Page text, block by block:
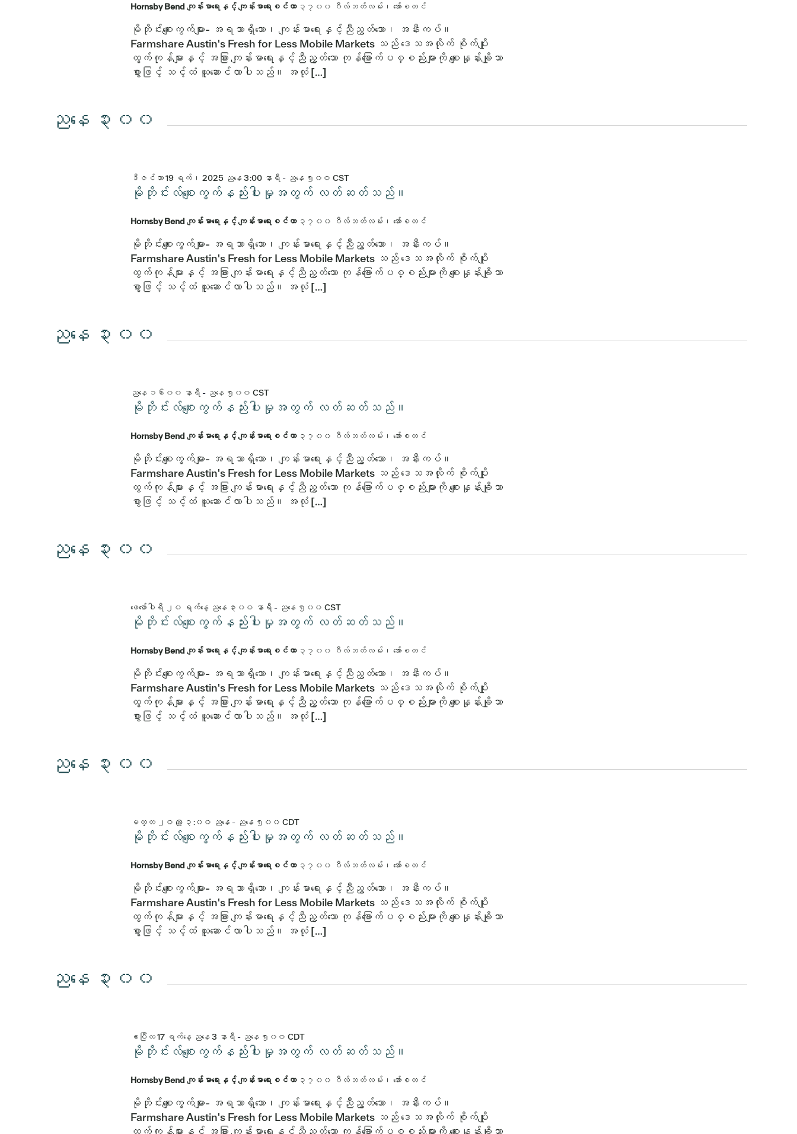
Hornsby Bend ကျန်းမာရေးနှင့် ကျန်းမာရေးစင်တာ ၃၇၀၀ ဂီလ်ဘတ်လမ်း၊ အော်စတင်
မိုဘိုင်းစျေးကွက်များ- အရသာရှိသော၊ ကျန်းမာရေးနှင့်ညီညွတ်သော၊ အနီးကပ်။
Farmshare Austin's Fresh for Less Mobile Markets သည် ဒေသအလိုက် စိုက်ပျိုး
ထွက်ကုန်များနှင့် အခြား ကျန်းမာရေးနှင့်ညီညွတ်သော ကုန်ခြောက်ပစ္စည်းများကို စျေးနှုန်းချိုသာ
စွာဖြင့် သင့်ထံ ယူဆောင်လာပါသည်။ အလုံ […]
ညနေ ၃း၀၀
မိုဘိုင်းလ်စျေးကွက်နည်းပါးမှုအတွက် လတ်ဆတ်သည်။
ဒီဇင်ဘာ 19 ရက်၊ 2025 ညနေ 3:00 နာရီ - ညနေ ၅း၀၀ CST
Hornsby Bend ကျန်းမာရေးနှင့် ကျန်းမာရေးစင်တာ ၃၇၀၀ ဂီလ်ဘတ်လမ်း၊ အော်စတင်
မိုဘိုင်းစျေးကွက်များ- အရသာရှိသော၊ ကျန်းမာရေးနှင့်ညီညွတ်သော၊ အနီးကပ်။
Farmshare Austin's Fresh for Less Mobile Markets သည် ဒေသအလိုက် စိုက်ပျိုး
ထွက်ကုန်များနှင့် အခြား ကျန်းမာရေးနှင့်ညီညွတ်သော ကုန်ခြောက်ပစ္စည်းများကို စျေးနှုန်းချိုသာ
စွာဖြင့် သင့်ထံ ယူဆောင်လာပါသည်။ အလုံ […]
ညနေ ၃း၀၀
မိုဘိုင်းလ်စျေးကွက်နည်းပါးမှုအတွက် လတ်ဆတ်သည်။
ညနေ ၁၆း၀၀ နာရီ - ညနေ ၅း၀၀ CST
Hornsby Bend ကျန်းမာရေးနှင့် ကျန်းမာရေးစင်တာ ၃၇၀၀ ဂီလ်ဘတ်လမ်း၊ အော်စတင်
မိုဘိုင်းစျေးကွက်များ- အရသာရှိသော၊ ကျန်းမာရေးနှင့်ညီညွတ်သော၊ အနီးကပ်။
Farmshare Austin's Fresh for Less Mobile Markets သည် ဒေသအလိုက် စိုက်ပျိုး
ထွက်ကုန်များနှင့် အခြား ကျန်းမာရေးနှင့်ညီညွတ်သော ကုန်ခြောက်ပစ္စည်းများကို စျေးနှုန်းချိုသာ
စွာဖြင့် သင့်ထံ ယူဆောင်လာပါသည်။ အလုံ […]
ညနေ ၃း၀၀
မိုဘိုင်းလ်စျေးကွက်နည်းပါးမှုအတွက် လတ်ဆတ်သည်။
ဖေဖော်ဝါရီ ၂၀ ရက်နေ့ ညနေ ၃း၀၀ နာရီ - ညနေ ၅း၀၀ CST
Hornsby Bend ကျန်းမာရေးနှင့် ကျန်းမာရေးစင်တာ ၃၇၀၀ ဂီလ်ဘတ်လမ်း၊ အော်စတင်
မိုဘိုင်းစျေးကွက်များ- အရသာရှိသော၊ ကျန်းမာရေးနှင့်ညီညွတ်သော၊ အနီးကပ်။
Farmshare Austin's Fresh for Less Mobile Markets သည် ဒေသအလိုက် စိုက်ပျိုး
ထွက်ကုန်များနှင့် အခြား ကျန်းမာရေးနှင့်ညီညွတ်သော ကုန်ခြောက်ပစ္စည်းများကို စျေးနှုန်းချိုသာ
စွာဖြင့် သင့်ထံ ယူဆောင်လာပါသည်။ အလုံ […]
ညနေ ၃း၀၀
မိုဘိုင်းလ်စျေးကွက်နည်းပါးမှုအတွက် လတ်ဆတ်သည်။
မတ္တ ၂၀ @ ၃:၀၀ ညနေ- ညနေ ၅း၀၀ CDT
Hornsby Bend ကျန်းမာရေးနှင့် ကျန်းမာရေးစင်တာ ၃၇၀၀ ဂီလ်ဘတ်လမ်း၊ အော်စတင်
မိုဘိုင်းစျေးကွက်များ- အရသာရှိသော၊ ကျန်းမာရေးနှင့်ညီညွတ်သော၊ အနီးကပ်။
Farmshare Austin's Fresh for Less Mobile Markets သည် ဒေသအလိုက် စိုက်ပျိုး
ထွက်ကုန်များနှင့် အခြား ကျန်းမာရေးနှင့်ညီညွတ်သော ကုန်ခြောက်ပစ္စည်းများကို စျေးနှုန်းချိုသာ
စွာဖြင့် သင့်ထံ ယူဆောင်လာပါသည်။ အလုံ […]
ညနေ ၃း၀၀
မိုဘိုင်းလ်စျေးကွက်နည်းပါးမှုအတွက် လတ်ဆတ်သည်။
ဧပြီလ 17 ရက်နေ့ ညနေ 3 နာရီ - ညနေ ၅း၀၀ CDT
Hornsby Bend ကျန်းမာရေးနှင့် ကျန်းမာရေးစင်တာ ၃၇၀၀ ဂီလ်ဘတ်လမ်း၊ အော်စတင်
မိုဘိုင်းစျေးကွက်များ- အရသာရှိသော၊ ကျန်းမာရေးနှင့်ညီညွတ်သော၊ အနီးကပ်။
Farmshare Austin's Fresh for Less Mobile Markets သည် ဒေသအလိုက် စိုက်ပျိုး